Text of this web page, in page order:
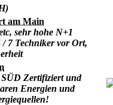
am Main
sehr hohe N+1
7 Techniker vor Ort,
Zertifiziert und
Energien und